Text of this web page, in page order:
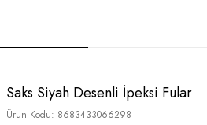
Saks Siyah Desenli İpeksi Fular
Ürün Kodu: 8683433066298